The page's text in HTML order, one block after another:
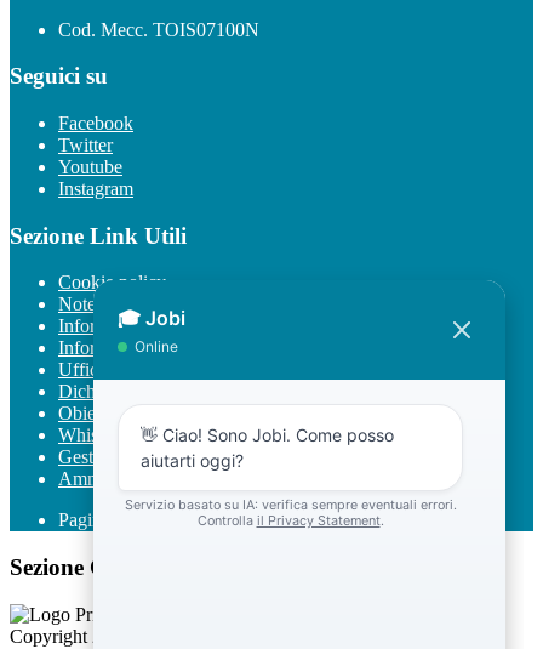
Cod. Mecc. TOIS07100N
Seguici su
Facebook
Twitter
Youtube
Instagram
Sezione Link Utili
Cookie policy
Note legali
Informativa Privacy
Informativa Privacy chatbot Jobi
Ufficio Relazioni con il Pubblico
Dichiarazione di accessibilità
Obiettivi di accessibilità
Whistleblowing
Gestione consensi cookie
Amministrazione trasparente
Pagina visualizzata633volte
Sezione Copyright
Copyright 2026 | Engineered and powered by Gruppo Spaggiari